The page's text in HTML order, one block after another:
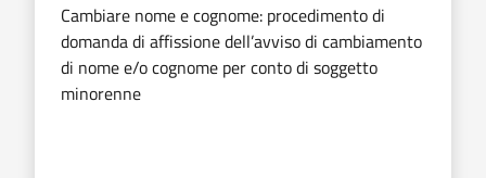
Cambiare nome e cognome: procedimento di
domanda di affissione dell’avviso di cambiamento
di nome e/o cognome per conto di soggetto
minorenne